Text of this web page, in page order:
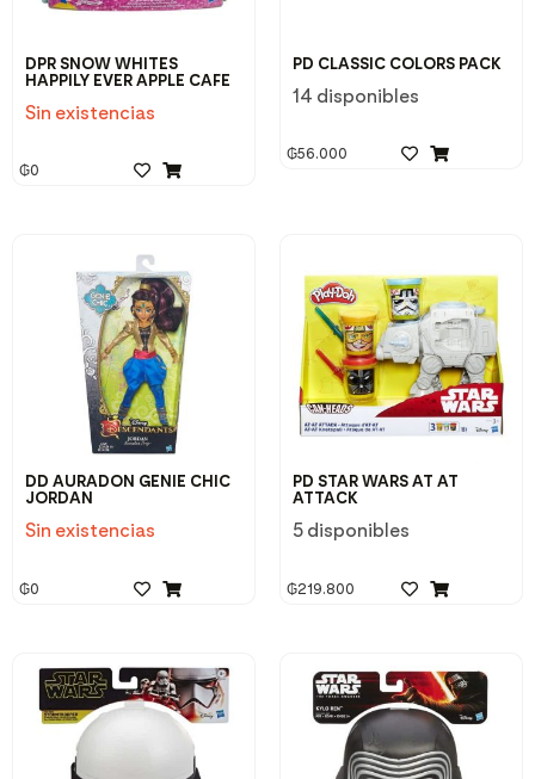
DPR SNOW WHITES
HAPPILY EVER APPLE CAFE
Sin existencias
₲0
PD CLASSIC COLORS PACK
14 disponibles
₲56.000
DD AURADON GENIE CHIC
JORDAN
Sin existencias
₲0
PD STAR WARS AT AT
ATTACK
5 disponibles
₲219.800